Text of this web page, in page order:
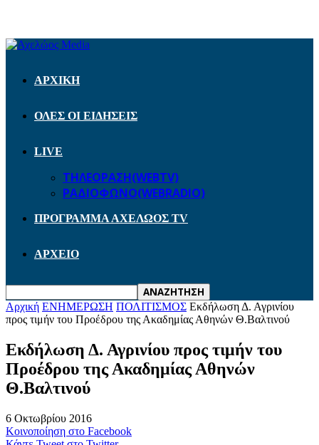
ΑΡΧΙΚΗ
ΟΛΕΣ ΟΙ ΕΙΔΗΣΕΙΣ
LIVE
ΤΗΛΕΟΡΑΣΗ(WEBTV)
ΡΑΔΙΟΦΩΝΟ(WEBRADIO)
ΠΡΟΓΡΑΜΜΑ ΑΧΕΛΩΟΣ TV
ΑΡΧΕΙΟ
Αρχική ΕΝΗΜΕΡΩΣΗ ΠΟΛΙΤΙΣΜΟΣ Εκδήλωση Δ. Αγρινίου
προς τιμήν του Προέδρου της Ακαδημίας Αθηνών Θ.Βαλτινού
Εκδήλωση Δ. Αγρινίου προς τιμήν του
Προέδρου της Ακαδημίας Αθηνών
Θ.Βαλτινού
6 Οκτωβρίου 2016
Κοινοποίηση στο Facebook